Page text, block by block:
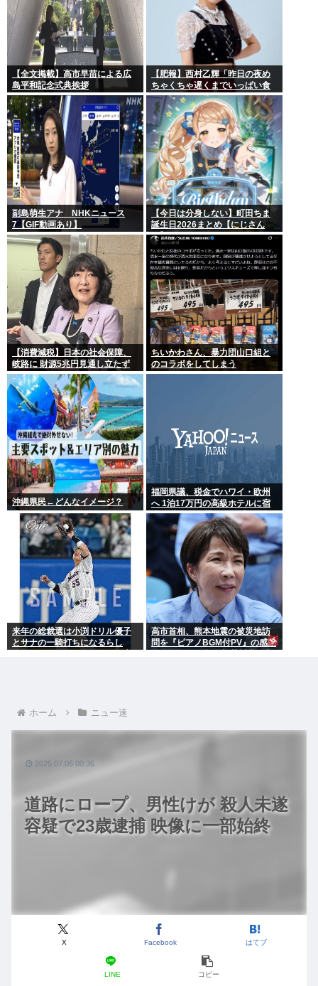
【全文掲載】高市早苗による広
島平和記念式典挨拶
【肥報】西村乙輝「昨日の夜め
ちゃくちゃ遅くまでいっぱい食
べた。今日もいっぱい食べてや
る」
副島萌生アナ NHKニュース
7【GIF動画あり】
【今日は分身しない】町田ちま
誕生日2026まとめ【にじさん
じ】
【消費減税】日本の社会保障、
岐路に 財源5兆円見通し立たず
ちいかわさん、暴力団山口組と
のコラボをしてしまう
沖縄県民←どんなイメージ？
福岡県議、税金でハワイ・欧州
へ 1泊17万円の高級ホテルに宿
泊 日本全国で横行する「海外視
察」という名の公費豪遊
来年の総裁選は小渕ドリル優子
とサナの一騎打ちになるらし
高市首相、熊本地震の被災地訪
問を『ピアノBGM付PV』の感動
ホーム ニュー速
道路にロープ、男性けが 殺人未遂
容疑で23歳逮捕 映像に一部始終
X Facebook はてブ
LINE コピー
2025.07.05 00:36